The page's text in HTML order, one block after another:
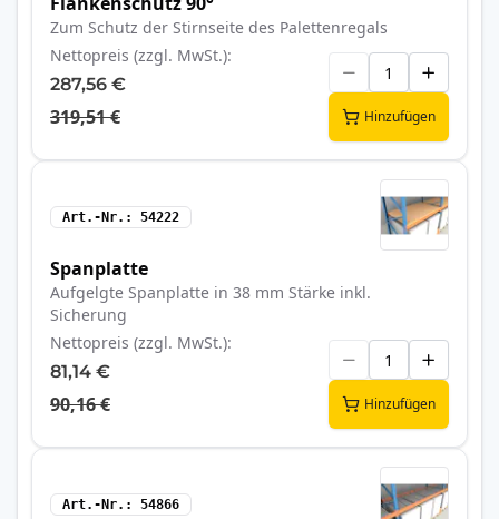
Zum Schutz der Stirnseite des Palettenregals
Nettopreis (zzgl. MwSt.)
287,56 €
319,51 € Hinzufügen
Art.-Nr. 54222
Spanplatte
Aufgelgte Spanplatte in 38 mm Stärke inkl.
Sicherung
Nettopreis (zzgl. MwSt.)
81,14 €
90,16 € Hinzufügen
Art.-Nr. 54866